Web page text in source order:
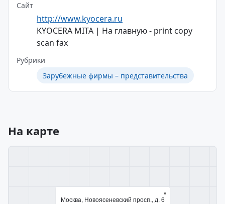
Сайт
http://www.kyocera.ru
KYOCERA MITA | На главную - print copy
scan fax
Рубрики
Зарубежные фирмы – представительства
На карте
Москва, Новоясеневский просп., д. 6
×